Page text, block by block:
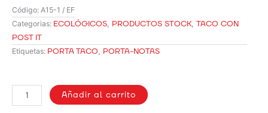
Código: A15-1 / EF
Categorias: ECOLÓGICOS, PRODUCTOS STOCK, TACO CON
POST IT
Etiquetas: PORTA TACO, PORTA-NOTAS
TACO
CON
Añadir al carrito